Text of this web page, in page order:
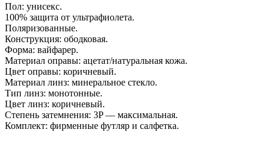
Пол: унисекс.
100% защита от ультрафиолета.
Поляризованные.
Конструкция: ободковая.
Форма: вайфарер.
Материал оправы: ацетат/натуральная кожа.
Цвет оправы: коричневый.
Материал линз: минеральное стекло.
Тип линз: монотонные.
Цвет линз: коричневый.
Степень затемнения: 3P — максимальная.
Комплект: фирменные футляр и салфетка.